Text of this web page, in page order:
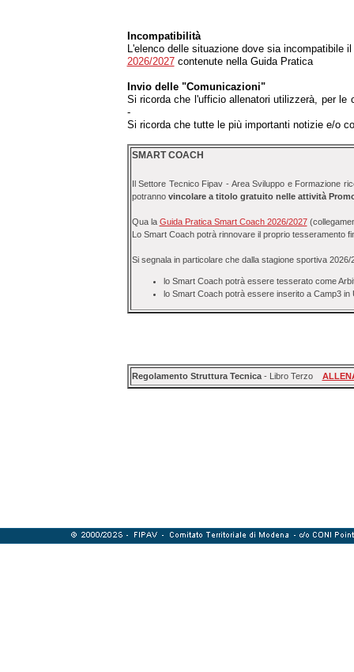
Incompatibilità
L'elenco delle situazione dove sia incompatibile
2026/2027contenute nella Guida Pratica
Invio delle "Comunicazioni"
Si ricorda che l'ufficio allenatori utilizzerà, per
-
Si ricorda che tutte le più importanti notizie e/o
SMART COACH
Il Settore Tecnico Fipav - Area Sviluppo e Formazione
potranno vincolare a titolo gratuito nelle attività
Qua la Guida Pratica Smart Coach 2026/2027
Lo Smart Coach potrà rinnovare il proprio tesseramento
Si segnala in particolare che dalla stagione sportiva 2026/
lo Smart Coach potrà essere tesserato come
lo Smart Coach potrà essere inserito a Camp3
Regolamento Struttura Tecnica- Libro Terzo